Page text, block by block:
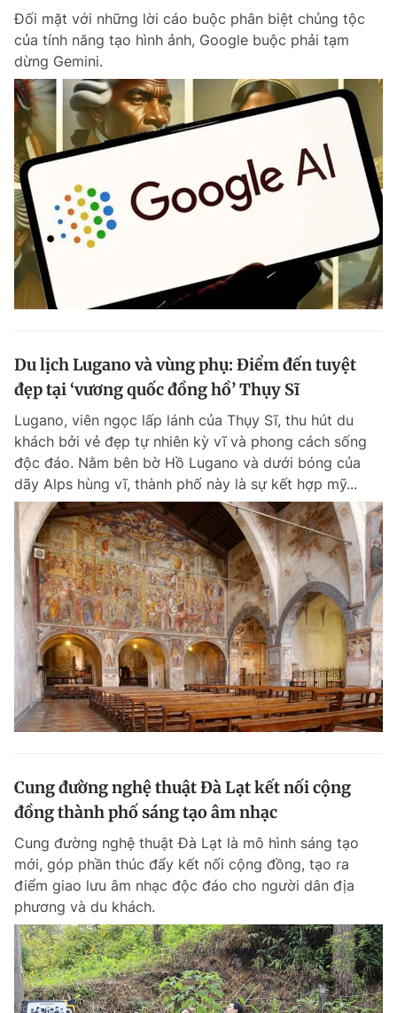
Đối mặt với những lời cáo buộc phân biệt chủng tộc
của tính năng tạo hình ảnh, Google buộc phải tạm
dừng Gemini.
Du lịch Lugano và vùng phụ: Điểm đến tuyệt
đẹp tại ‘vương quốc đồng hồ’ Thụy Sĩ
Lugano, viên ngọc lấp lánh của Thụy Sĩ, thu hút du
khách bởi vẻ đẹp tự nhiên kỳ vĩ và phong cách sống
độc đáo. Nằm bên bờ Hồ Lugano và dưới bóng của
dãy Alps hùng vĩ, thành phố này là sự kết hợp mỹ...
Cung đường nghệ thuật Đà Lạt kết nối cộng
đồng thành phố sáng tạo âm nhạc
Cung đường nghệ thuật Đà Lạt là mô hình sáng tạo
mới, góp phần thúc đẩy kết nối cộng đồng, tạo ra
điểm giao lưu âm nhạc độc đáo cho người dân địa
phương và du khách.